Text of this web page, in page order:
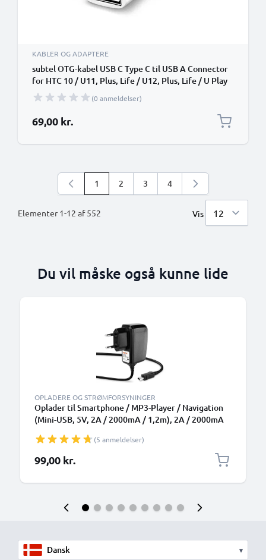
KABLER OG ADAPTERE
subtel OTG-kabel USB C Type C til USB A Connector
for HTC 10 / U11, Plus, Life / U12, Plus, Life / U Play
OTG 2.0 Adapter(0 anmeldelser)
69,00 kr.
Elementer1-12 af552
Du læser i øjeblikket side
1 Side
2 Side
3 Side
4
Vis
Du vil måske også kunne lide
OPLADERE OG STRØMFORSYNINGER
Oplader til Smartphone / MP3-Player / Navigation
(Mini-USB, 5V, 2A / 2000mA / 1,2m), 2A / 2000mA
(5 anmeldelser)
99,00 kr.
▾